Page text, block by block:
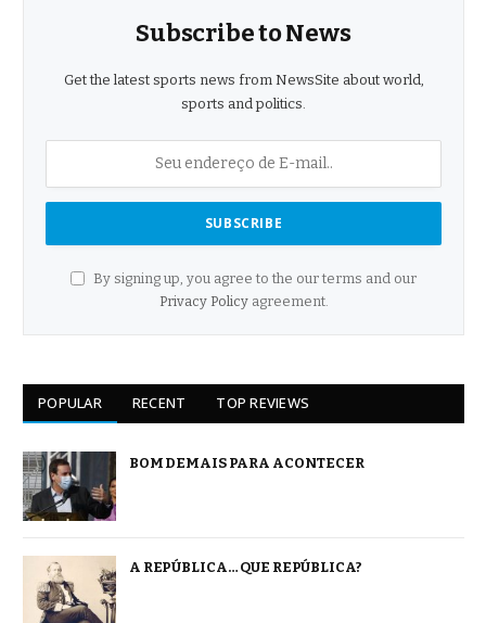
Subscribe to News
Get the latest sports news from NewsSite about world,
sports and politics.
By signing up, you agree to the our terms and our
Privacy Policyagreement.
POPULAR RECENT TOP REVIEWS
BOM DEMAIS PARA ACONTECER
A REPÚBLICA… QUE REPÚBLICA?